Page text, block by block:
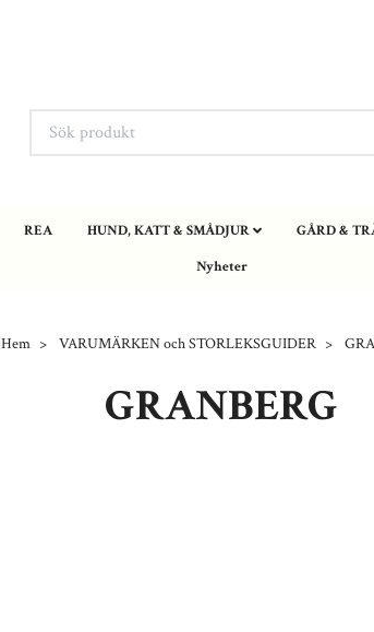
REA HUND, KATT & SMÅDJUR GÅRD &
Nyheter
Hem VARUMÄRKEN och STORLEKSGUIDER
GRANBERG